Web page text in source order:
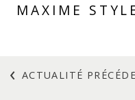
Notre savoir-faire
MAXIME
ACTUALITÉ